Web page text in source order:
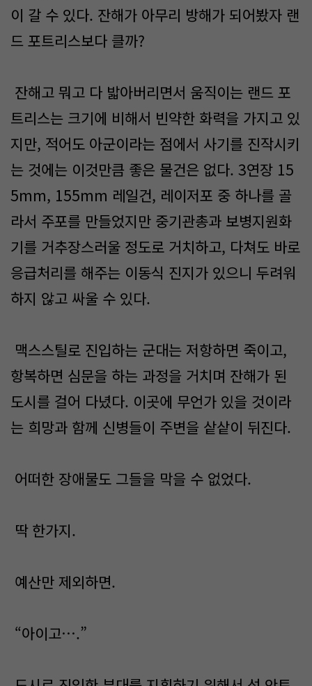
이 갈 수 있다. 잔해가 아무리 방해가 되어봤자 랜
드 포트리스보다 클까?
잔해고 뭐고 다 밟아버리면서 움직이는 랜드 포
트리스는 크기에 비해서 빈약한 화력을 가지고 있
지만, 적어도 아군이라는 점에서 사기를 진작시키
는 것에는 이것만큼 좋은 물건은 없다. 3연장 15
5mm, 155mm 레일건, 레이저포 중 하나를 골
라서 주포를 만들었지만 중기관총과 보병지원화
기를 거추장스러울 정도로 거치하고, 다쳐도 바로
응급처리를 해주는 이동식 진지가 있으니 두려워
하지 않고 싸울 수 있다.
맥스스틸로 진입하는 군대는 저항하면 죽이고,
항복하면 심문을 하는 과정을 거치며 잔해가 된
도시를 걸어 다녔다. 이곳에 무언가 있을 것이라
는 희망과 함께 신병들이 주변을 샅샅이 뒤진다.
어떠한 장애물도 그들을 막을 수 없었다.
딱 한가지.
예산만 제외하면.
“아이고….”